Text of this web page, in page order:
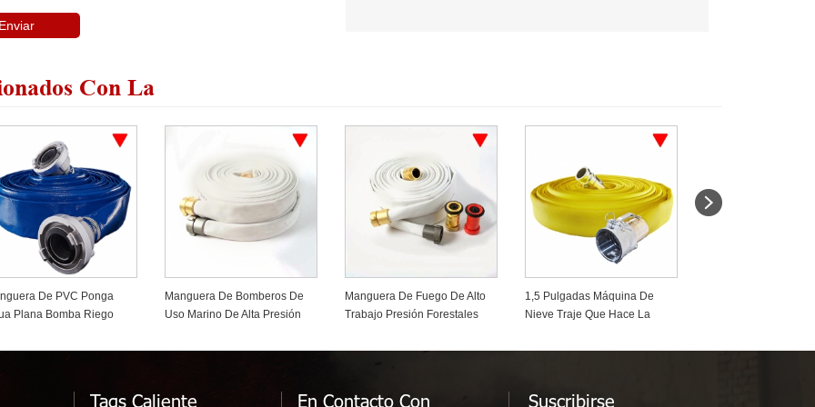
Con La
De PVC Ponga
Plana Bomba Riego
Manguera De Bomberos De
Uso Marino De Alta Presión
Manguera De Fuego De Alto
Trabajo Presión Forestales
1,5 Pulgadas Máquina De
Nieve Traje Que Hace La
Ligero
Tags Caliente En Contacto Con Suscribirse